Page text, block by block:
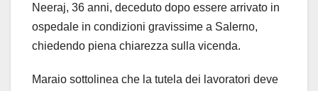
Neeraj, 36 anni, deceduto dopo essere arrivato in
ospedale in condizioni gravissime a Salerno,
chiedendo piena chiarezza sulla vicenda.
Maraio sottolinea che la tutela dei lavoratori deve